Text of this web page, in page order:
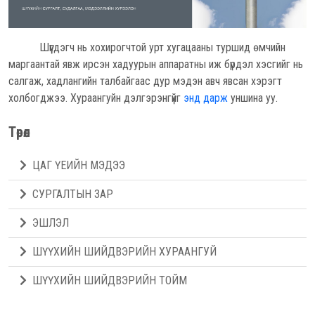
Шүүгдэгч нь хохирогчтой урт хугацааны туршид өмчийн
маргаантай явж ирсэн хадуурын аппаратны иж бүрдэл хэсгийг нь
салгаж, хадлангийн талбайгаас дур мэдэн авч явсан хэрэгт
холбогджээ. Хураангуйн дэлгэрэнгүйг энд дарж уншина уу.
Төрөл
ЦАГ ҮЕИЙН МЭДЭЭ
СУРГАЛТЫН ЗАР
ЭШЛЭЛ
ШҮҮХИЙН ШИЙДВЭРИЙН ХУРААНГУЙ
ШҮҮХИЙН ШИЙДВЭРИЙН ТОЙМ